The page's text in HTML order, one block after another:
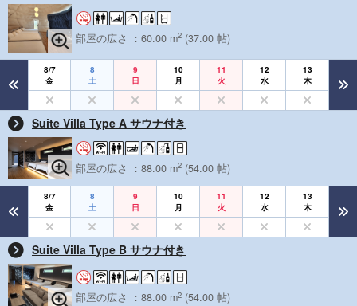
部屋の広さ ：60.00 m2 (37.00 帖)
8/7
金
8
土
9
日
10
月
11
火
12
水
13
木
Suite Villa Type A サウナ付き
部屋の広さ ：88.00 m2 (54.00 帖)
8/7
金
8
土
9
日
10
月
11
火
12
水
13
木
Suite Villa Type B サウナ付き
部屋の広さ ：88.00 m2 (54.00 帖)